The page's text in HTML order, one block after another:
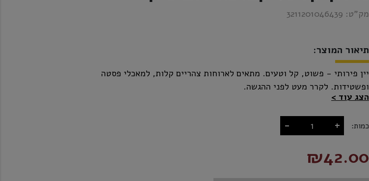
מק”ט: 3211201046439
תיאור המוצר:
יין פירותי - פשוט, קל וטעים. מתאים לארוחות צהריים קלות, למאכלי פסטה
ופשטידות. לקרר מעט לפני ההגשה.
הצג עוד
כמות: - +
₪42.00